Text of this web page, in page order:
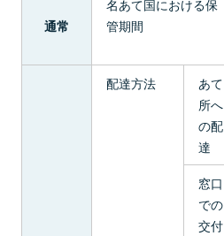
通常
名あて国における保
管期間
配達方法
あて
所へ
の配
達
窓口
での
交付